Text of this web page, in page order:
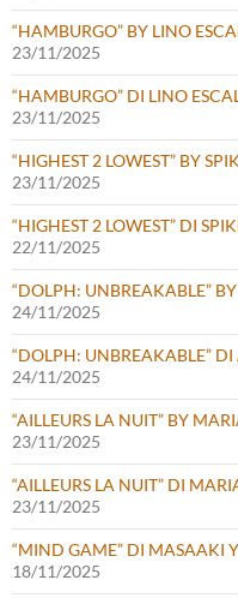
“HAMBURGO” BY LINO
23/11/2025
“HAMBURGO” DI LINO
23/11/2025
“HIGHEST 2 LOWEST” BY
23/11/2025
“HIGHEST 2 LOWEST” DI
22/11/2025
“DOLPH: UNBREAKABLE”
24/11/2025
“DOLPH: UNBREAKABLE”
24/11/2025
“AILLEURS LA NUIT” BY
23/11/2025
“AILLEURS LA NUIT” DI
23/11/2025
“MIND GAME” DI MASAAKI
18/11/2025